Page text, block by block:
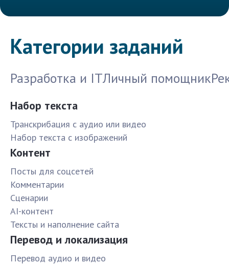
Категории заданий
Разработка и ITЛичный помощник
Набор текста
Транскрибация с аудио или видео
Набор текста с изображений
Контент
Посты для соцсетей
Комментарии
Сценарии
AI-контент
Тексты и наполнение сайта
Перевод и локализация
Перевод аудио и видео